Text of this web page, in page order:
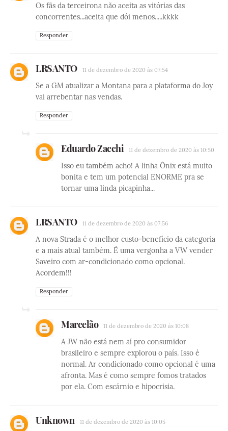
Os fãs da terceirona não aceita as vitórias das
concorrentes...aceita que dói menos.....kkkk
Responder
LRSANTO 11 de dezembro de 2020 às 07:54
Se a GM atualizar a Montana para a plataforma do Joy
vai arrebentar nas vendas.
Responder
Eduardo Zacchi 11 de dezembro de 2020 às 10:50
Isso eu também acho! A linha Ônix está muito
bonita e tem um potencial ENORME pra se
tornar uma linda picapinha...
LRSANTO 11 de dezembro de 2020 às 07:56
A nova Strada é o melhor custo-benefício da categoria
e a mais atual também. É uma vergonha a VW vender
Saveiro com ar-condicionado como opcional.
Acordem!!!
Responder
Marcelão 11 de dezembro de 2020 às 10:08
A JW não está nem aí pro consumidor
brasileiro e sempre explorou o país. Isso é
normal. Ar condicionado como opcional é uma
afronta. Mas é como sempre fomos tratados
por ela. Com escárnio e hipocrisia.
Unknown 11 de dezembro de 2020 às 10:05